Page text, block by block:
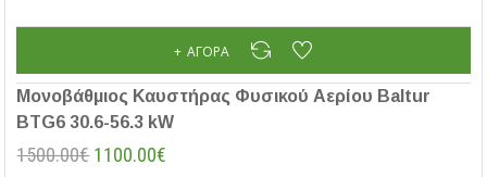
Μονοβάθμιος Καυστήρας Φυσικού Αερίου Baltur
BTG6 30.6-56.3 kW
1500.00€ 1100.00€
ΑΓΟΡΆ